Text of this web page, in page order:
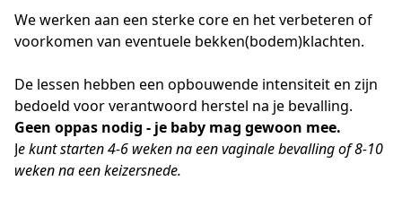
We werken aan een sterke core en het verbeteren of
voorkomen van eventuele bekken(bodem)klachten.
De lessen hebben een opbouwende intensiteit en zijn
bedoeld voor verantwoord herstel na je bevalling.
Geen oppas nodig - je baby mag gewoon mee.
Je kunt starten 4-6 weken na een vaginale bevalling of 8-10
weken na een keizersnede.